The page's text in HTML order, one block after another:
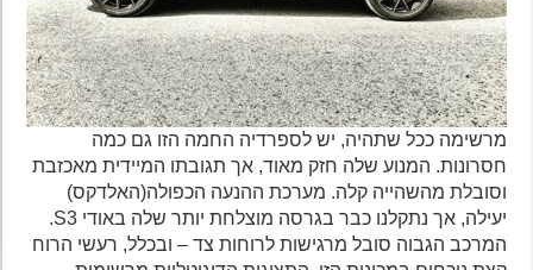
מרשימה ככל שתהיה, יש לספרדיה החמה הזו גם כמה
חסרונות. המנוע שלה חזק מאוד, אך תגובתו המיידית מאכזבת
וסובלת מהשהייה קלה. מערכת ההנעה הכפולה(האלדקס)
יעילה, אך נתקלנו כבר בגרסה מוצלחת יותר שלה באודי S3.
המרכב הגבוה סובל מרגישות לרוחות צד – ובכלל, רעשי הרוח